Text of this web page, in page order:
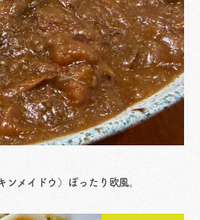
メイドウ）ぽったり欧風。